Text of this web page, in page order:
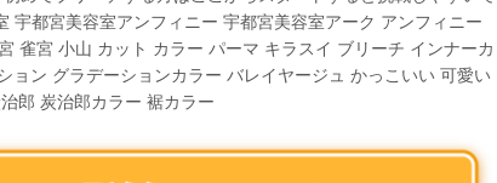
宇都宮美容室アンフィニー 宇都宮美容室アーク アンフィニー
雀宮 小山 カット カラー パーマ キラスイ ブリーチ インナーカ
ョン グラデーションカラー バレイヤージュ かっこいい 可愛い
郎 炭治郎カラー 裾カラー